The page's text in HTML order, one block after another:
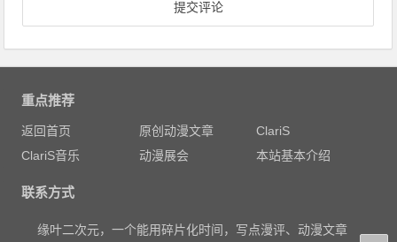
重点推荐
返回首页 原创动漫文章
ClariS
ClariS音乐
动漫展会 本站基本介绍
联系方式
缘叶二次元，一个能用碎片化时间，写点漫评、动漫文章